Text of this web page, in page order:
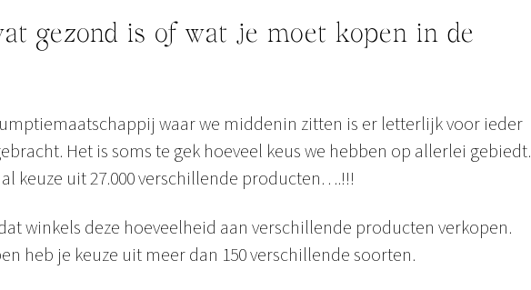
gezond is of wat je moet kopen in de
waar we middenin zitten is er letterlijk voor ieder
Het is soms te gek hoeveel keus we hebben op allerlei gebiedt.
keuze uit 27.000 verschillende producten….!!!
winkels deze hoeveelheid aan verschillende producten verkopen.
heb je keuze uit meer dan 150 verschillende soorten.